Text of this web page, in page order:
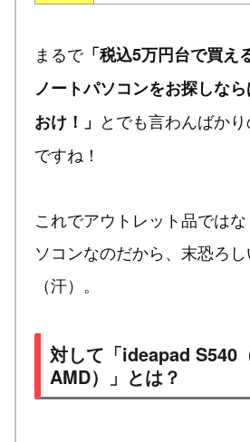
まるで「税込5万円台で買え
ノートパソコンをお探しな
おけ！」 とでも言わんばか
ですね！
これでアウトレット品では
ソコンなのだから、末恐ろ
（汗）。
対して「ideapad S540（
AMD）」とは？